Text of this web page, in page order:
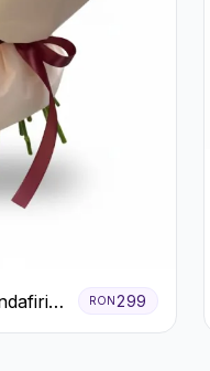
Roz
RON 299